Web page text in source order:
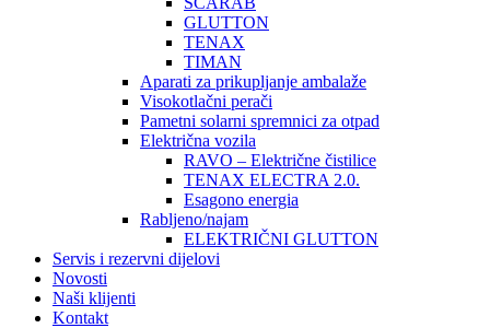
GLUTTON
TENAX
TIMAN
Aparati za prikupljanje ambalaže
Visokotlačni perači
Pametni solarni spremnici za otpad
Električna vozila
RAVO – Električne čistilice
TENAX ELECTRA 2.0.
Esagono energia
Rabljeno/najam
ELEKTRIČNI GLUTTON
Servis i rezervni dijelovi
Novosti
Naši klijenti
Kontakt